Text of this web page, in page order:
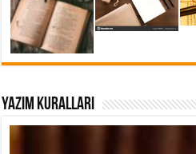
YAZIM KURALLARI